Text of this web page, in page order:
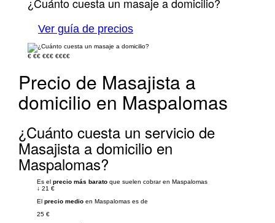
Ver guía de precios
€ €€ €€€ €€€€
Precio de Masajista a
domicilio en Maspalomas
¿Cuánto cuesta un servicio de
Masajista a domicilio en
Maspalomas?
Es el precio más barato que suelen cobrar en Maspalomas
↓ 21 €
El precio medio en Maspalomas es de
25 €